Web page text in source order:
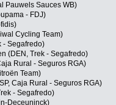
Pauwels Sauces WB)
- FDJ)
Cycling Team)
- Segafredo)
(DEN, Trek - Segafredo)
Rural - Seguros RGA)
Team)
Caja Rural - Seguros RGA)
- Segafredo)
Deceuninck)